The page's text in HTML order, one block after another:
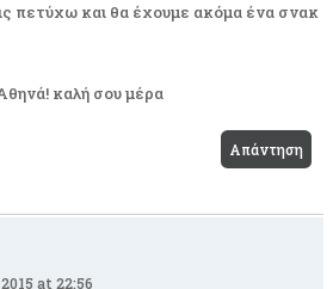
πετύχω και θα έχουμε ακόμα ένα σνακ
καλή σου μέρα
Απάντηση
at 22:56